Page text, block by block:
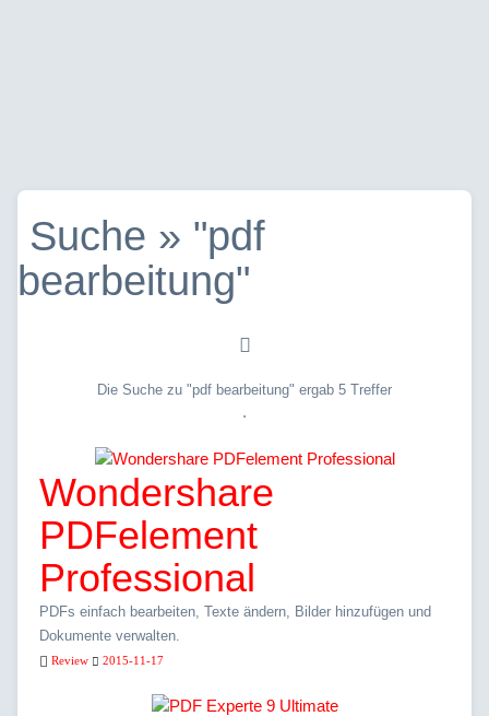
Suche » "pdf
bearbeitung"
Die Suche zu "pdf bearbeitung" ergab 5 Treffer
.
Wondershare
PDFelement
Professional
PDFs einfach bearbeiten, Texte ändern, Bilder hinzufügen und
Dokumente verwalten.
Review 2015-11-17